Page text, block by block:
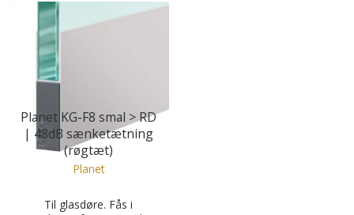
Planet KG-F8 smal > RD
| 48dB sænketætning
(røgtæt)
Planet
Til glasdøre. Fås i